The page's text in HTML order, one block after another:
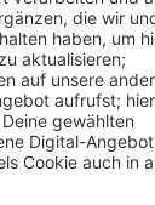
Kaltstart 24: